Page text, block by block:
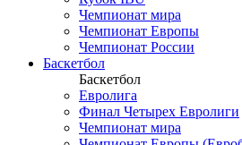
Чемпионат мира
Чемпионат Европы
Чемпионат России
Баскетбол
Баскетбол
Евролига
Финал Четырех Евролиги
Чемпионат мира